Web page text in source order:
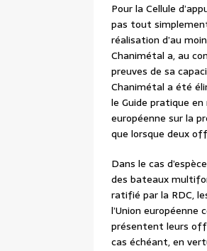
Pour la Cellule
pas tout
réalisation d’au
Chanimétal a, au
preuves de sa
Chanimétal a été
le Guide pratique
européenne sur la
que lorsque deux
Dans le cas
des bateaux
ratifié par la RDC,
l’Union
présentent leurs
cas échéant, en